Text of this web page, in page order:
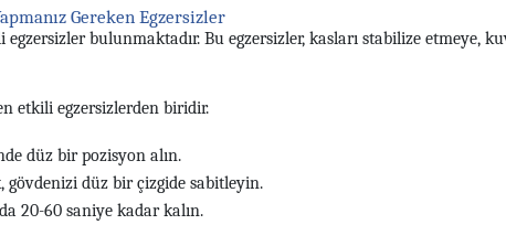
Gereken Egzersizler
bulunmaktadır. Bu egzersizler, kasları stabilize etmeye,
etkili egzersizlerden biridir.
düz bir pozisyon alın.
gövdenizi düz bir çizgide sabitleyin.
20-60 saniye kadar kalın.